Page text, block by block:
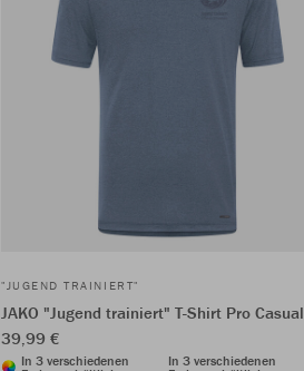
"JUGEND TRAINIERT"
JAKO "Jugend trainiert" T-Shirt Pro Casual
39,99 €
In 3 verschiedenen
In 3 verschiedenen